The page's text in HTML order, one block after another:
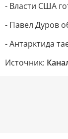
- Власти США
- Павел Дуров
- Антарктида
Источник: